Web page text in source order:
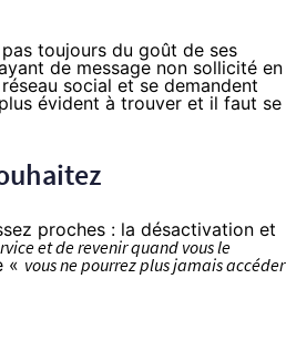
toujours du goût de ses
de message non sollicité en
social et se demandent
évident à trouver et il faut se
proches : la désactivation et
et de revenir quand vous le
« vous ne pourrez plus jamais accéder